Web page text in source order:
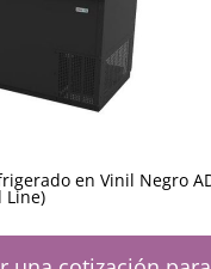
en Vinil Negro
Line)